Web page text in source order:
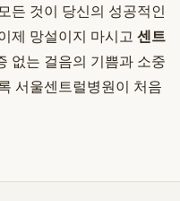
든 것이 당신의 성공적인
제 망설이지 마시고 센트
없는 걸음의 기쁨과 소중
서울센트럴병원이 처음